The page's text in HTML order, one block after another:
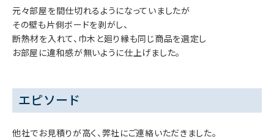
元々部屋を間仕切れるようになっていましたが
その壁も片側ボードを剥がし、
断熱材を入れて、巾木と廻り縁も同じ商品を選定し
お部屋に違和感が無いように仕上げました。
エピソード
他社でお見積りが高く、弊社にご連絡いただきました。